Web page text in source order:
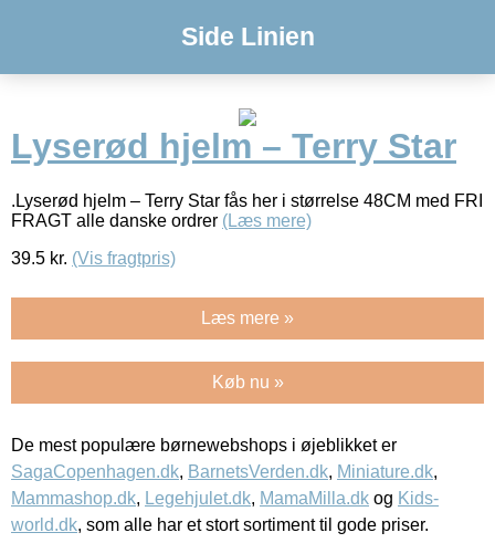
Side Linien
Lyserød hjelm – Terry Star
.Lyserød hjelm – Terry Star fås her i størrelse 48CM med FRI
FRAGT alle danske ordrer (Læs mere)
39.5 kr. (Vis fragtpris)
Læs mere »
Køb nu »
De mest populære børnewebshops i øjeblikket er
SagaCopenhagen.dk, BarnetsVerden.dk, Miniature.dk,
Mammashop.dk, Legehjulet.dk, MamaMilla.dk og Kids-
world.dk, som alle har et stort sortiment til gode priser.